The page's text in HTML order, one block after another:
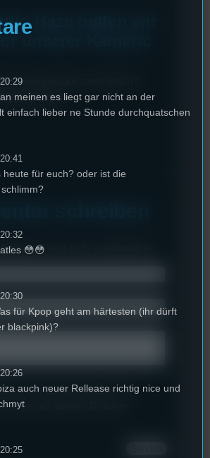
Haze
unserer Kamera:
www.youtube.com/watch?
embedyt]
schreiben
wird nicht veröffentlicht.
und E-Mail-Adresse für
auf diesem Browser
meinen es liegt gar nicht an der
einfach lieber ne Stunde durchquatschen
heute für euch? oder ist die
😳😳
für Kpop geht am härtesten (ihr dürft
blackpink)?
auch neuer Rellease richtig nice und